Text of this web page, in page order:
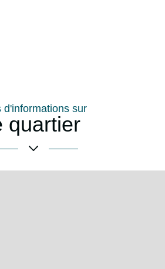
d'informations sur
quartier